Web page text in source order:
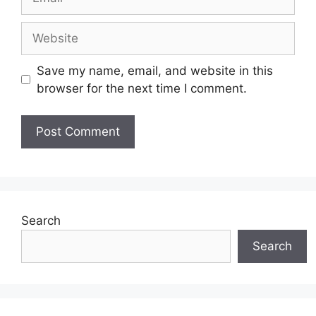
Save my name, email, and website in this
browser for the next time I comment.
Search
Search